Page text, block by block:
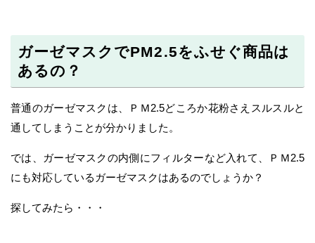
ガーゼマスクでPM2.5をふせぐ商品は
あるの？
普通のガーゼマスクは、ＰＭ2.5どころか花粉さえスルスルと
通してしまうことが分かりました。
では、ガーゼマスクの内側にフィルターなど入れて、ＰＭ2.5
にも対応しているガーゼマスクはあるのでしょうか？
探してみたら・・・